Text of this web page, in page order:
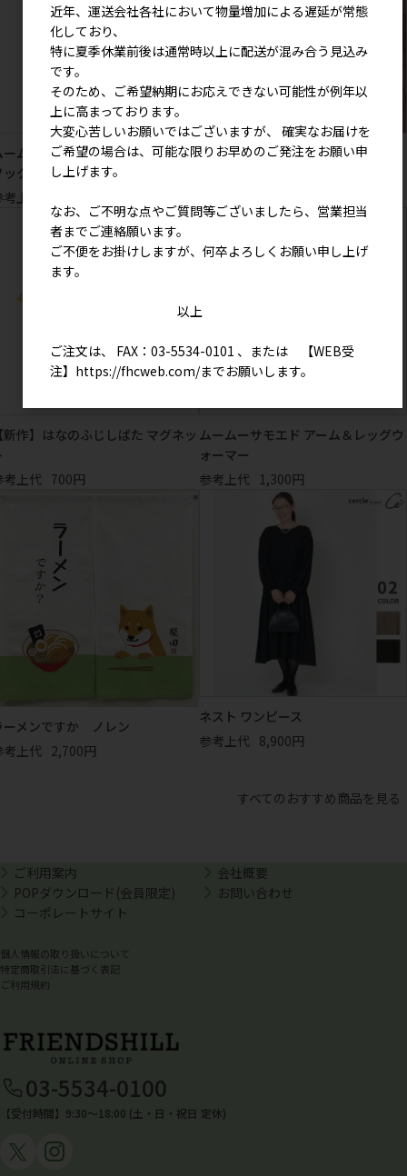
ームーキャット シルクおやすみ
クス
上代
ヤンノカキャット ホットアイマスク
新作】はなのふじしばた マグネッ
考上代 700円
ムームーサモエド アーム＆レッグウ
ォーマー
参考上代 1,300円
ーメンですか ノレン
考上代 2,700円
ネスト ワンピース
参考上代 8,900円
すべてのおすすめ商品を見る
ご利用案内
会社概要
POPダウンロード(会員限定)
お問い合わせ
コーポレートサイト
個人情報の取り扱いについて
特定商取引法に基づく表記
ご利用規約
03-5534-0100
【受付時間】9:30〜18:00 (土・日・祝日 定休)
近年、運送会社各社において物量増加による遅延が常態
化しており、
特に夏季休業前後は通常時以上に配送が混み合う見込み
です。
そのため、ご希望納期にお応えできない可能性が例年以
上に高まっております。
大変心苦しいお願いではございますが、 確実なお届けを
ご希望の場合は、可能な限りお早めのご発注をお願い申
し上げます。
なお、ご不明な点やご質問等ございましたら、営業担当
者までご連絡願います。
ご不便をお掛けしますが、何卒よろしくお願い申し上げ
ます。
以上
ご注文は、 FAX：03-5534-0101 、または 【WEB受
注】 https://fhcweb.com/までお願いします。